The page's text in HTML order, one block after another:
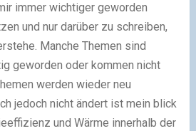
immer wichtiger geworden
und nur darüber zu schreiben,
Manche Themen sind
geworden oder kommen nicht
werden wieder neu
jedoch nicht ändert ist mein blick
und Wärme innerhalb der